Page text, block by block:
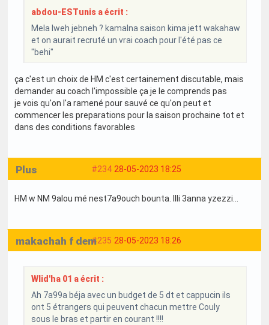
abdou-ESTunis a écrit :
Mela lweh jebneh ? kamalna saison kima jett wakahaw
et on aurait recruté un vrai coach pour l'été pas ce
"behi"
ça c'est un choix de HM c'est certainement discutable, mais
demander au coach l'impossible ça je le comprends pas
je vois qu'on l'a ramené pour sauvé ce qu'on peut et
commencer les preparations pour la saison prochaine tot et
dans des conditions favorables
#234 28-05-2023 18:25
Plus
HM w NM 9alou mé nest7a9ouch bounta. Illi 3anna yzezzi...
#235 28-05-2023 18:26
makachah f dem
Wlid'ha 01 a écrit :
Ah 7a99a béja avec un budget de 5 dt et cappucin ils
ont 5 étrangers qui peuvent chacun mettre Couly
sous le bras et partir en courant !!!!